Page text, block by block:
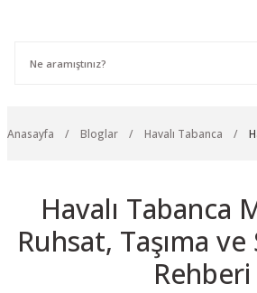
Anasayfa Bloglar Havalı Tabanca
Havalı Tabanca
Ruhsat, Taşıma ve
Rehberi